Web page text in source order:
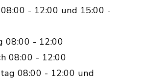
- 12:00 und 15:00 -
08:00 - 12:00
08:00 - 12:00
08:00 - 12:00 und